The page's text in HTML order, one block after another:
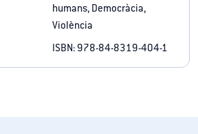
humans, Democràcia,
Violència
ISBN: 978-84-8319-404-1